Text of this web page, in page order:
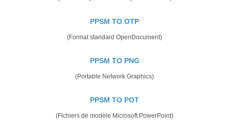
PPSM TO OTP
(Format standard OpenDocument)
PPSM TO PNG
(Portable Network Graphics)
PPSM TO POT
(Fichiers de modèle Microsoft PowerPoint)